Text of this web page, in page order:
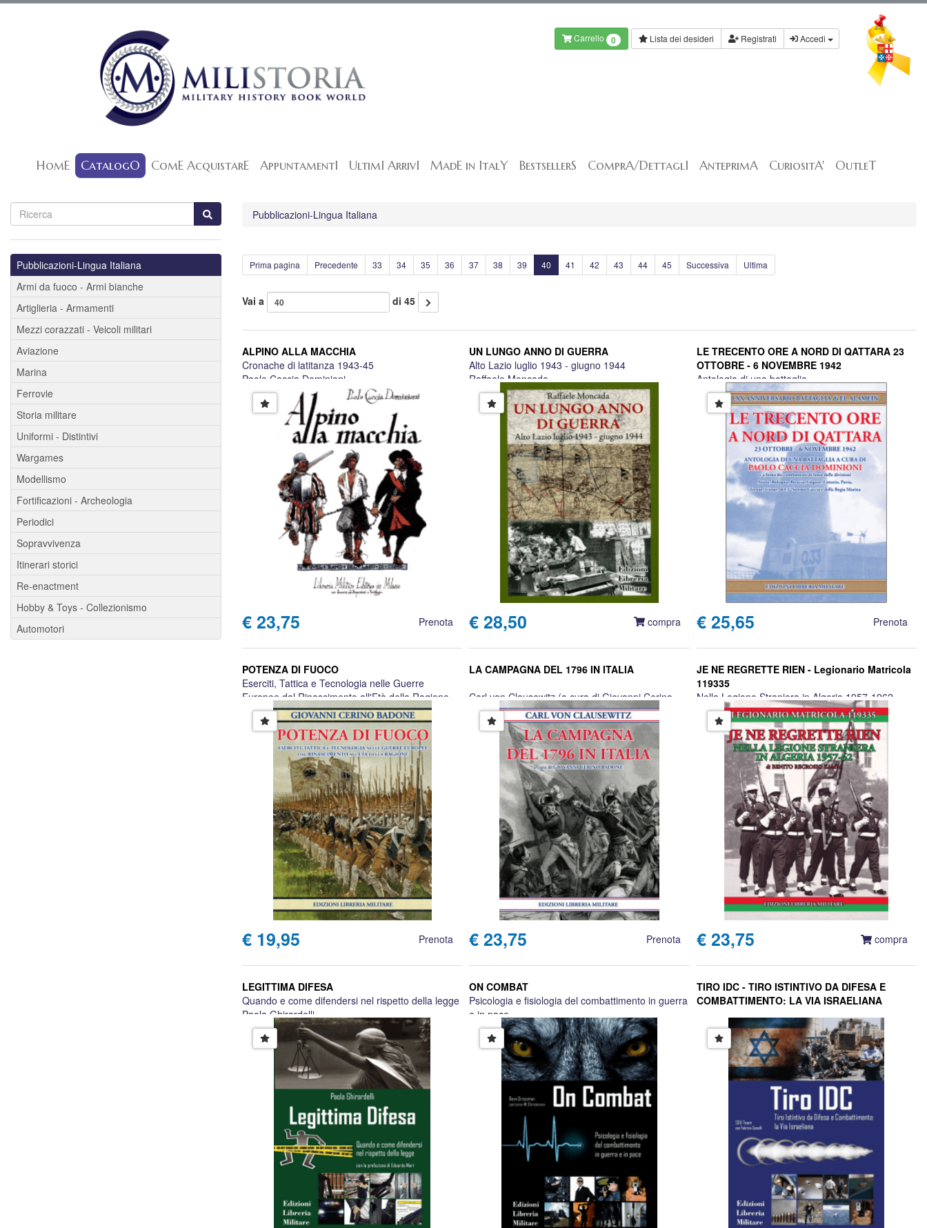
Carrello 0 Lista dei desideri Registrati Accedi
HomE CatalogO ComE AcquistarE AppuntamentI UltimI ArrivI MadE in ItalY BestsellerS ComprA/DettaglI AnteprimA CuriositA' OutleT
Pubblicazioni-Lingua Italiana
Prima pagina Precedente 33 34 35 36 37 38 39 40 41 42 43 44 45 Successiva Ultima
Vai a di 45
ALPINO ALLA MACCHIA
Cronache di latitanza 1943-45
Paolo Caccia Dominioni
€ 23,75 Prenota
UN LUNGO ANNO DI GUERRA
Alto Lazio luglio 1943 - giugno 1944
Raffaele Moncada
€ 28,50 compra
LE TRECENTO ORE A NORD DI QATTARA 23
OTTOBRE - 6 NOVEMBRE 1942
Antologia di una battaglia
A cura di Paolo Caccia Dominioni
€ 25,65 Prenota
POTENZA DI FUOCO
Eserciti, Tattica e Tecnologia nelle Guerre
Europee dal Rinascimento all'Età della Ragione
Giovanni Cerino Badone
€ 19,95 Prenota
LA CAMPAGNA DEL 1796 IN ITALIA
Carl von Clausewitz (a cura di Giovanni Cerino
Badone)
€ 23,75 Prenota
JE NE REGRETTE RIEN - Legionario Matricola
119335
Nella Legione Straniera in Algeria 1957-1962
Benito Recrosio Zampa
€ 23,75 compra
LEGITTIMA DIFESA
Quando e come difendersi nel rispetto della legge
Paola Ghirardelli
ON COMBAT
Psicologia e fisiologia del combattimento in guerra
e in pace
Dave Grossman con Loren W. Christensen
TIRO IDC - TIRO ISTINTIVO DA DIFESA E
COMBATTIMENTO: LA VIA ISRAELIANA
SDU Team con Fabrizio Comolli
Pubblicazioni-Lingua Italiana
Armi da fuoco - Armi bianche
Artiglieria - Armamenti
Mezzi corazzati - Veicoli militari
Aviazione
Marina
Ferrovie
Storia militare
Uniformi - Distintivi
Wargames
Modellismo
Fortificazioni - Archeologia
Periodici
Sopravvivenza
Itinerari storici
Re-enactment
Hobby & Toys - Collezionismo
Automotori